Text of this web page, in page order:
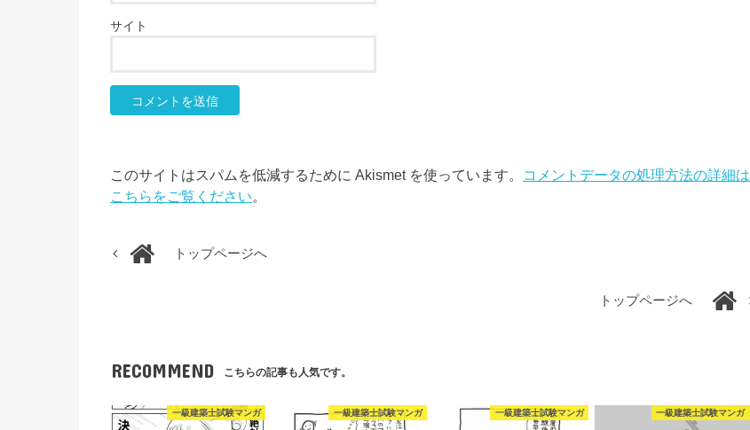
サイト
このサイトはスパムを低減するために Akismet を使っています。
コメントデータの処理方法の詳細は
こちらをご覧ください。
トップページへ
トップページへ
RECOMMEND こちらの記事も人気です。
一級建築士試験マンガ 一級建築士試験マンガ 一級建築士試験マンガ 一級建築士試験マンガ